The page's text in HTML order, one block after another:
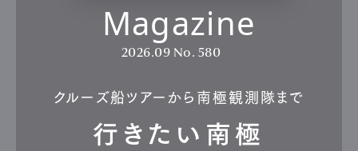
Magazine
2026.09 No. 580
クルーズ船ツアーから南極観測隊まで
行きたい南極